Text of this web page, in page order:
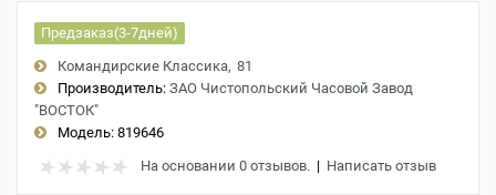
Предзаказ(3-7дней)
Командирские Классика 81
Производитель: ЗАО Чистопольский Часовой Завод
"ВОСТОК"
Модель: 819646
На основании 0 отзывов. | Написать отзыв